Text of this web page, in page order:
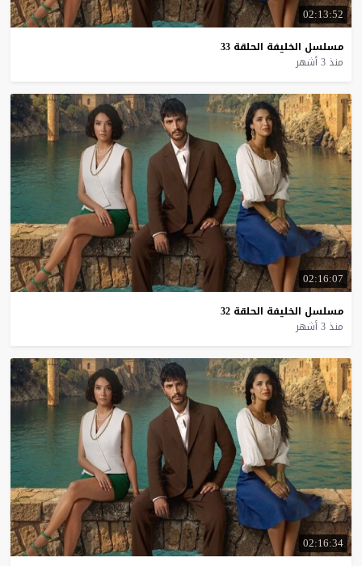
02:13:52
مسلسل الخليفة الحلقة 33
منذ 3 أشهر
02:16:07
مسلسل الخليفة الحلقة 32
منذ 3 أشهر
02:16:34